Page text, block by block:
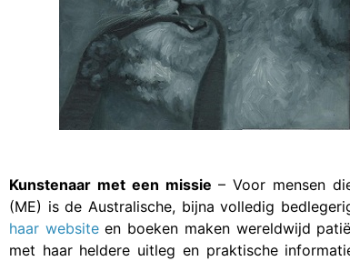
Kunstenaar met een missie – Voor mensen
(ME) is de Australische, bijna volledig
haar websiteen boeken maken wereldwijd
met haar heldere uitleg en praktische